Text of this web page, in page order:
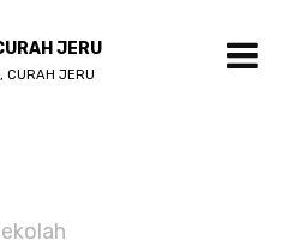
JERU
CURAH JERU